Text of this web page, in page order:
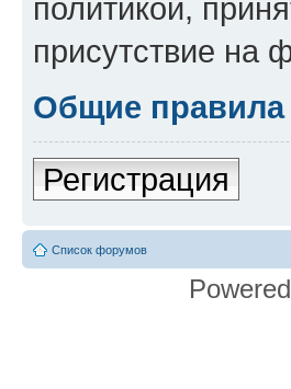
политикой,
присутствие на
Общие правила
Регистрация
Список форумов